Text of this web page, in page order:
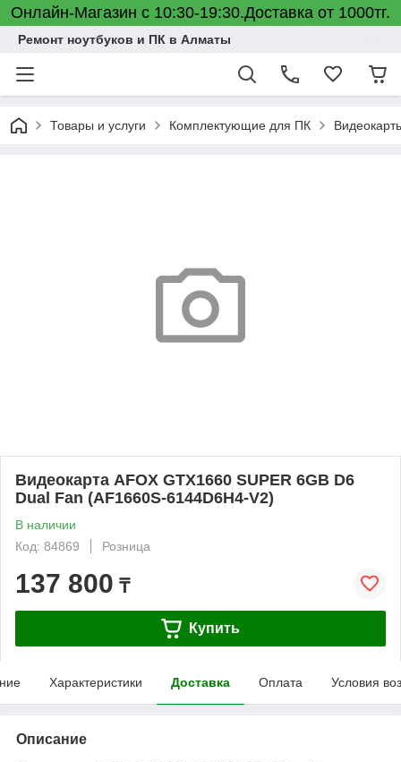
Онлайн-Магазин с 10:30-19:30.Доставка от 1000тг.
Ремонт ноутбуков и ПК в Алматы
Товары и услуги Комплектующие для ПК
Видеокарта AFOX GTX1660 SUPER 6GB D6
Dual Fan (AF1660S-6144D6H4-V2)
В наличии
Код: 84869
Розница
137 800 ₸
Купить
Характеристики Доставка Оплата Условия
Описание